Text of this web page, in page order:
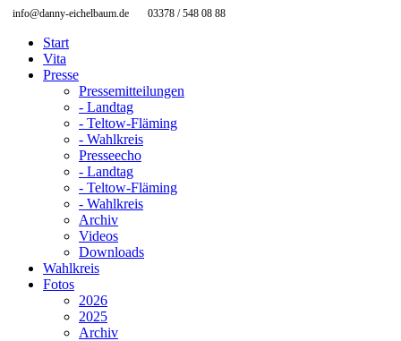
info@danny-eichelbaum.de 03378 / 548 08 88
Start
Vita
Presse
Pressemitteilungen
- Landtag
- Teltow-Fläming
- Wahlkreis
Presseecho
- Landtag
- Teltow-Fläming
- Wahlkreis
Archiv
Videos
Downloads
Wahlkreis
Fotos
2026
2025
Archiv